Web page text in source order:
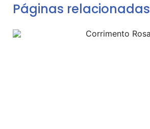
Páginas relacionadas